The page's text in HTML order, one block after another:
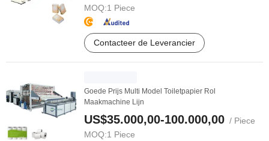
MOQ:1 Piece
Contacteer de Leverancier
Goede Prijs Multi Model Toiletpapier Rol
Maakmachine Lijn
US$35.000,00-100.000,00 / Piece
MOQ:1 Piece